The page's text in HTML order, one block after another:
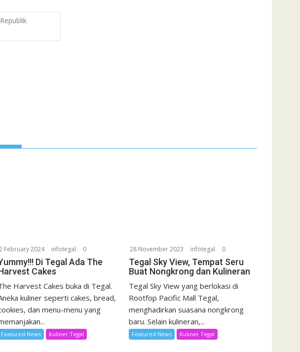
February 2024 infotegal 0
Di Tegal Ada The
Cakes
Harvest Cakes buka di Tegal.
kuliner seperti cakes, bread,
dan menu-menu yang
Featured News Kuliner Tegal
28 November 2023 infotegal 0
Tegal Sky View, Tempat Seru
Buat Nongkrong dan Kulineran
Tegal Sky View yang berlokasi di
Rootfop Pacific Mall Tegal,
menghadirkan suasana nongkrong
baru. Selain kulineran,...
Featured News Kuliner Tegal